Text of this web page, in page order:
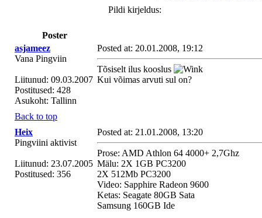
Pildi kirjeldus:
Poster
asjameez
Vana Pingviin
Liitunud: 09.03.2007
Postitused: 428
Asukoht: Tallinn
Posted at: 20.01.2008, 19:12
Tõsiselt ilus kooslus
Kui võimas arvuti sul on?
Back to top
Heix
Pingviini aktivist
Liitunud: 23.07.2005
Postitused: 356
Posted at: 21.01.2008, 13:20
Prose: AMD Athlon 64 4000+ 2,7Ghz
Mälu: 2X 1GB PC3200
2X 512Mb PC3200
Video: Sapphire Radeon 9600
Ketas: Seagate 80GB Sata
Samsung 160GB Ide